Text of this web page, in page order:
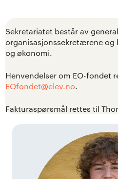
Sekretariatet består av
organisasjonssekretærene
og økonomi.
Henvendelser om EO-fondet
EOfondet@elev.no.
Fakturaspørsmål rettes til